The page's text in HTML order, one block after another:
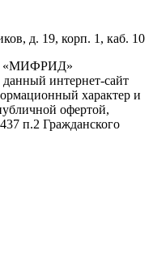
д. 19, корп. 1, каб. 10
«МИФРИД»
интернет-сайт
характер и
офертой,
п.2 Гражданского